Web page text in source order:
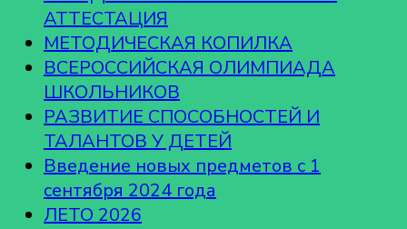
АТТЕСТАЦИЯ
МЕТОДИЧЕСКАЯ КОПИЛКА
ВСЕРОССИЙСКАЯ ОЛИМПИАДА
ШКОЛЬНИКОВ
РАЗВИТИЕ СПОСОБНОСТЕЙ И
ТАЛАНТОВ У ДЕТЕЙ
Введение новых предметов с 1
сентября 2024 года
ЛЕТО 2026